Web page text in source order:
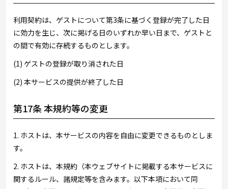
利用契約は、ゲストについて第3条に基づく登録が完了した日
に効力を生じ、次に掲げる日のいずれか早い日まで、ゲストと
の間で有効に存続するものとします。
(1) ゲストの登録が取り消された日
(2) 本サービスの提供が終了した日
第17条 本規約等の変更
1. ホストは、本サービスの内容を自由に変更できるものとしま
す。
2. ホストは、本規約（本ウェブサイトに掲載する本サービスに
関するルール、諸規定等を含みます。以下本項において同